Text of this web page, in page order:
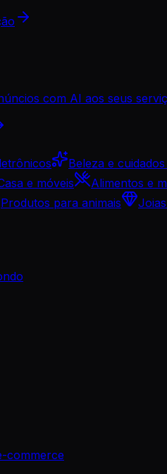
com AI aos seus
Beleza e
e móveis Alimentos e
Produtos para animais
commerce